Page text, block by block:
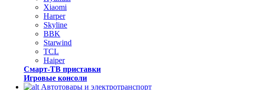
Xiaomi
Harper
Skyline
BBK
Starwind
TCL
Haiper
Смарт-ТВ приставки
Игровые консоли
Автотовары и электротранспорт